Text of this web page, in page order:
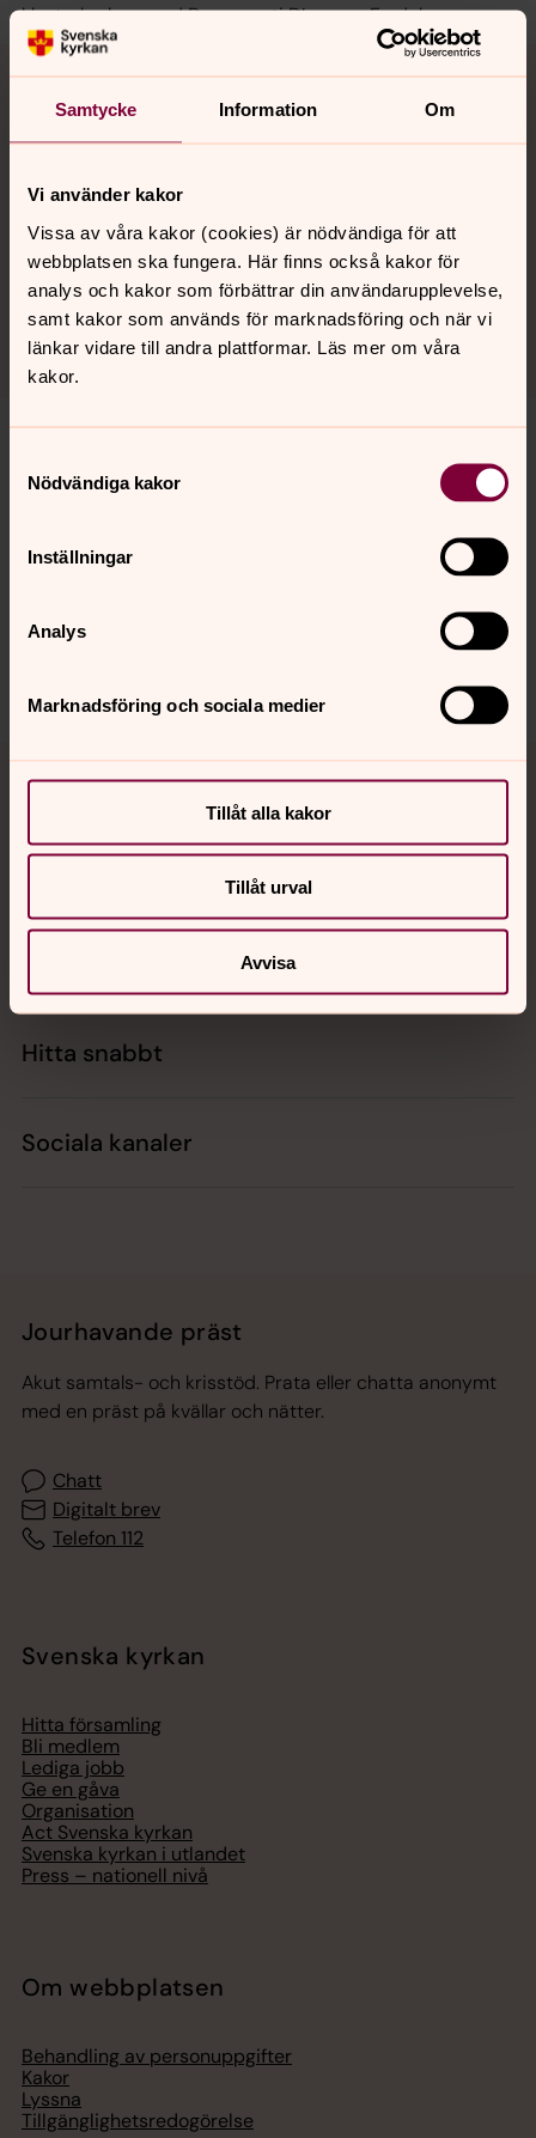
Samtycke Information Om
Vi använder kakor
Vissa av våra kakor (cookies) är nödvändiga för att
webbplatsen ska fungera. Här finns också kakor för
analys och kakor som förbättrar din användarupplevelse,
samt kakor som används för marknadsföring och när vi
länkar vidare till andra plattformar. Läs mer om våra
kakor.
Nödvändiga kakor
Inställningar
Analys
Marknadsföring och sociala medier
Tillåt alla kakor
Tillåt urval
Avvisa
klosterkyrkan med Documenti D’amore. En del av
Nomemus festival. Från 17:00 berättar Askeby
klosterförening om kyrkans sevärdheter.
Åk på kyrkturné i sommar!
Sommaröppna kyrkor
Sommaröppna kyrkor. I år är fler kyrkor än någonsin med
och håller öppet. 212 kyrkor i Östergötland och norra
Småland välkomnar dig i sommar.
Senast ändrad 30 april 2026
innehåll?
Dela
Hitta snabbt
Sociala kanaler
Jourhavande präst
Akut samtals- och krisstöd. Prata eller chatta anonymt
med en präst på kvällar och nätter.
Chatt
Digitalt brev
Telefon 112
Svenska kyrkan
Hitta församling
Bli medlem
Lediga jobb
Ge en gåva
Organisation
Act Svenska kyrkan
Svenska kyrkan i utlandet
Press – nationell nivå
Om webbplatsen
Behandling av personuppgifter
Kakor
Lyssna
Tillgänglighetsredogörelse